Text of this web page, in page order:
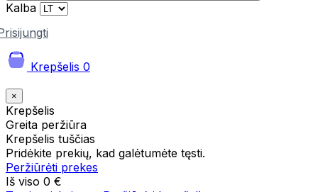
Kalba
Krepšelis 0
×
Krepšelis
Greita peržiūra
Krepšelis tuščias
Pridėkite prekių, kad galėtumėte tęsti.
Peržiūrėti prekes
Iš viso 0 €